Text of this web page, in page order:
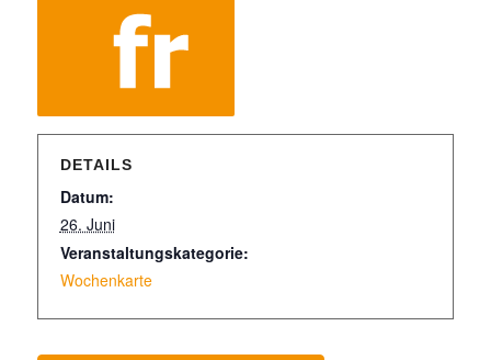
DETAILS
Datum:
26. Juni
Veranstaltungskategorie:
Wochenkarte